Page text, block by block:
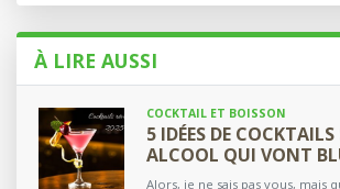
alcool.fr
À LIRE AUSSI
5 IDÉES DE
ALCOOL QUI VONT
INVITÉS POUR LE
COCKTAIL ET BOISSON